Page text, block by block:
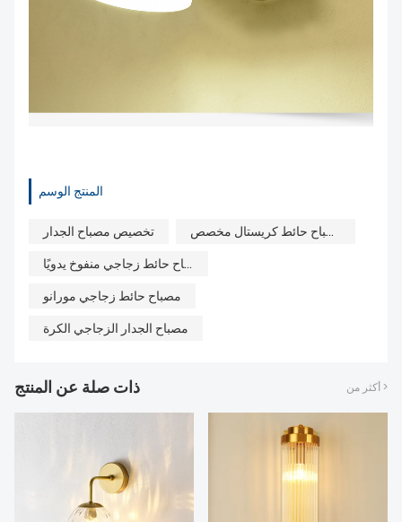
المنتج الوسم
تخصيص مصباح الجدار
مصباح حائط كريستال مخصص
مصباح حائط زجاجي منفوخ يدويًا
مصباح حائط زجاجي مورانو
مصباح الجدار الزجاجي الكرة
ذات صلة عن المنتج أكثر من >